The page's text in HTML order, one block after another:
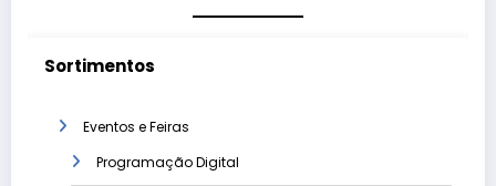
Sortimentos
Eventos e Feiras
Programação Digital